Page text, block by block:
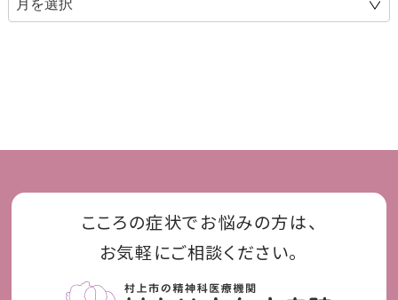
こころの症状でお悩みの方は、
お気軽にご相談ください。